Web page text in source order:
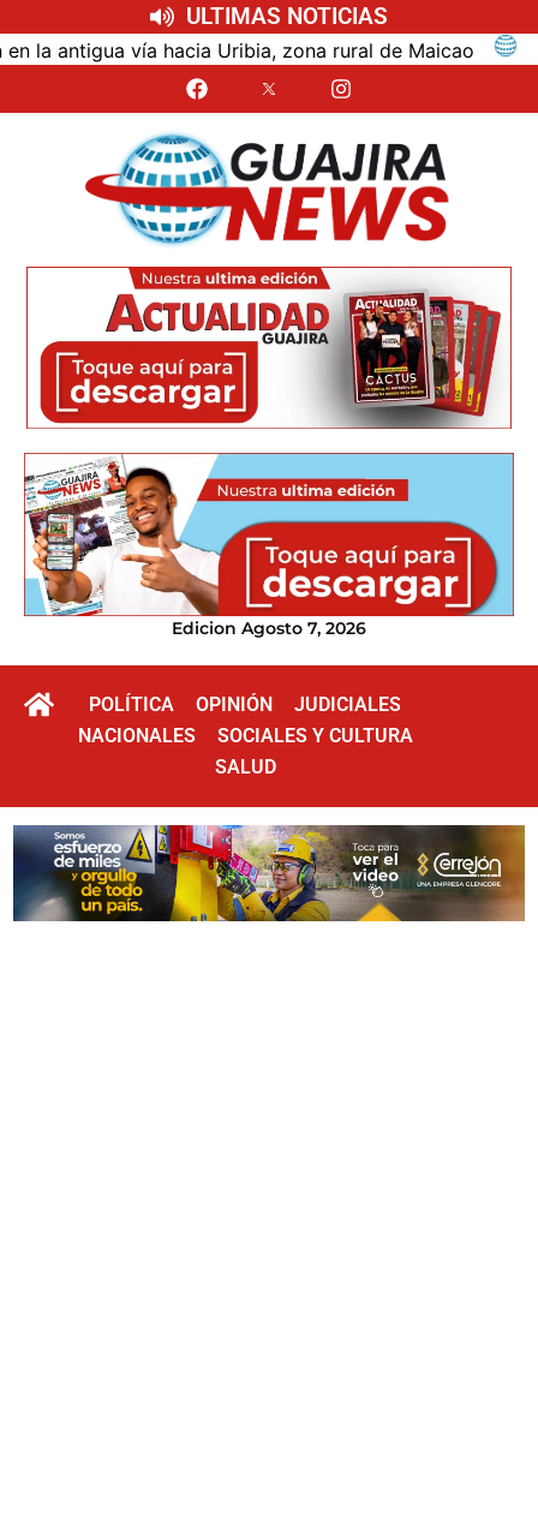
ULTIMAS NOTICIAS
vía hacia Uribia, zona rural de Maicao
Edicion Agosto 7, 2026
POLÍTICA OPINIÓN
JUDICIALES
NACIONALES
SOCIALES Y CULTURA
SALUD